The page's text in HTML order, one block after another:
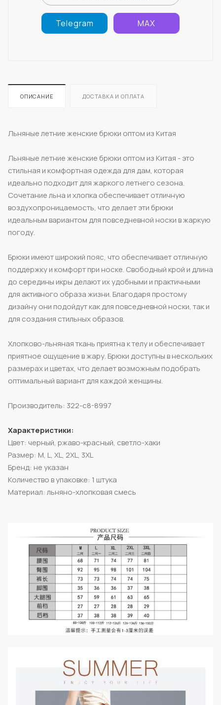
Telegram MAX
ОПИСАНИЕ ДОСТАВКА И ОПЛАТА
Льняные летние женские брюки оптом из Китая
Льняные летние женские брюки оптом из Китая - это
стильная и комфортная одежда для дам, которая
идеально подходит для жаркого летнего сезона.
Сочетание льна и хлопка обеспечивает отличную
воздухопроницаемость, что делает эти брюки
идеальным вариантом для повседневной носки в жаркую
погоду.
Брюки имеют широкий пояс, что обеспечивает отличную
поддержку и комфорт при носке. Свободный крой и длина
до середины икры делают их удобными и практичными
для активного образа жизни. Благодаря простому
дизайну они подойдут как для повседневной носки, так и
для создания стильных образов.
Хлопково-льняная ткань приятна к телу и обеспечивает
приятное ощущение в жару. Брюки доступны в нескольких
размерах и цветах, что делает возможным подобрать
оптимальный вариант для каждой женщины.
Производитель: 322-c8-8997
Характеристики:
Цвет: черный, ржаво-красный, светло-хаки
Размер: M, L, XL, 2XL, 3XL
Бренд: не указан
Количество в упаковке: 1 штука
Материал: льняно-хлопковая смесь